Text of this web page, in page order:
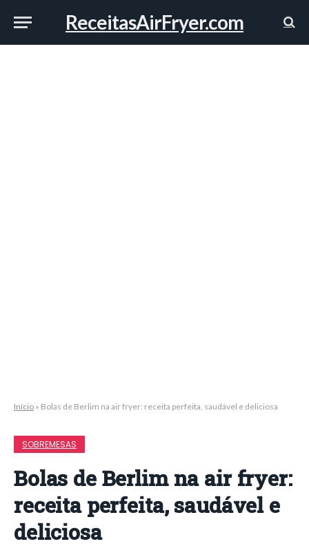
ReceitasAirFryer.com
Início » Bolas de Berlim na air fryer: receita perfeita, saudável e deliciosa
SOBREMESAS
Bolas de Berlim na air fryer:
receita perfeita, saudável e
deliciosa